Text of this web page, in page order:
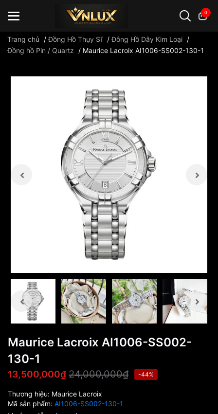
0
Trang chủ /Đồng Hồ Thụy Sĩ /Đông Hồ Dây Kim Loại /
Đồng hồ Pin / Quartz
/ Maurice Lacroix AI1006-SS002-130-1
Maurice Lacroix AI1006-SS002-
130-1
13,500,000₫ 24,000,000₫ -44%
Thương hiệu: Maurice Lacroix
Mã sản phẩm: AI1006-SS002-130-1